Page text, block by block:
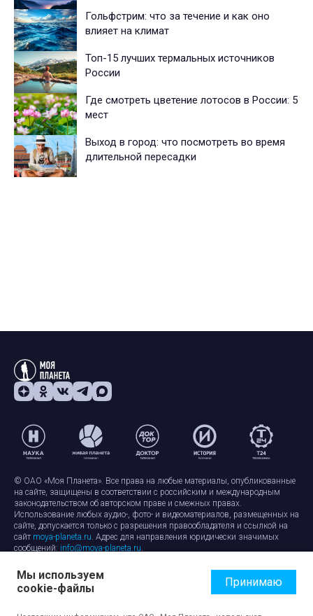
Гольфстрим: что за течение и как оно
влияет на климат
Топ-15 лучших термальных источников
России
Где смотреть цветение лотосов в России: 5
мест
Выход в город: что посмотреть во время
длительной пересадки
© ОАО «Моя Планета». Все права на любые материалы, опубликованные
на сайте, защищены в соответствии с российским и международным
законодательством об авторском праве и смежных правах.
Использование любых аудио-, фото- и видеоматериалов, размещенных на
сайте, допускается только с разрешения правообладателя и ссылкой на
сайт moya-planeta.ru. Адрес для направления юридически значимых
сообщений: info@moya-planeta.ru.
Правила сайтаРабота с cookie-файлами
Защита персональных данных
Обработка персональных данных
Мы используем
cookie-файлы
Принимаю